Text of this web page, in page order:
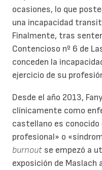
ocasiones, lo que
una incapacidad
Finalmente, tras
Contencioso nº 6 de
conceden la
ejercicio de su
Desde el año 2013,
clínicamente como
castellano es
profesional» o
burnout se empezó a
exposición de Maslach